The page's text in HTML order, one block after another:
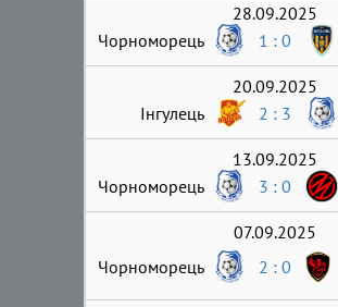
28.09.2025
Чорноморець
1 : 0
20.09.2025
Інгулець
2 : 3
13.09.2025
Чорноморець
3 : 0
07.09.2025
Чорноморець
2 : 0